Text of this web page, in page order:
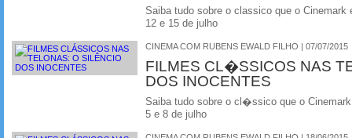
Saiba tudo sobre o classico que o
12 e 15 de julho
CINEMA COM RUBENS EWALD FILHO | 07/07/2015
FILMES CL�SSICOS NAS
DOS INOCENTES
Saiba tudo sobre o cl�ssico que o
5 e 8 de julho